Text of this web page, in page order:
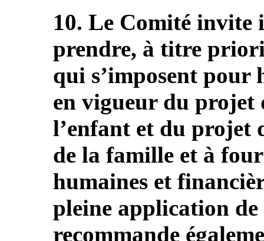
10. Le Comité invite
prendre, à titre
qui s’imposent pour
en vigueur du projet
l’enfant et du projet
de la famille et à
humaines et
pleine application de
recommande